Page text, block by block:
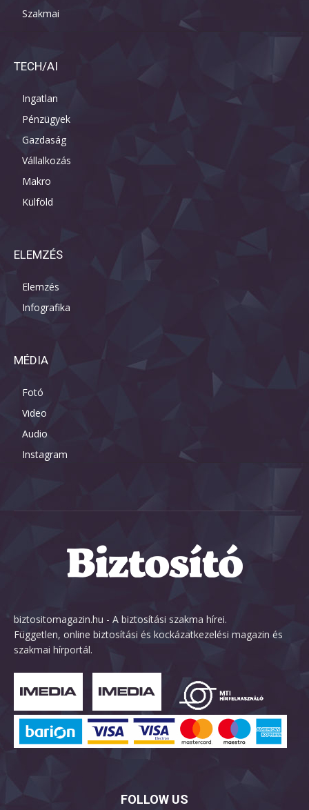
Szakmai
TECH/AI
Ingatlan
Pénzügyek
Gazdaság
Vállalkozás
Makro
Külföld
ELEMZÉS
Elemzés
Infografika
MÉDIA
Fotó
Video
Audio
Instagram
biztositomagazin.hu - A biztosítási szakma hírei.
Független, online biztosítási és kockázatkezelési magazin és
szakmai hírportál.
FOLLOW US